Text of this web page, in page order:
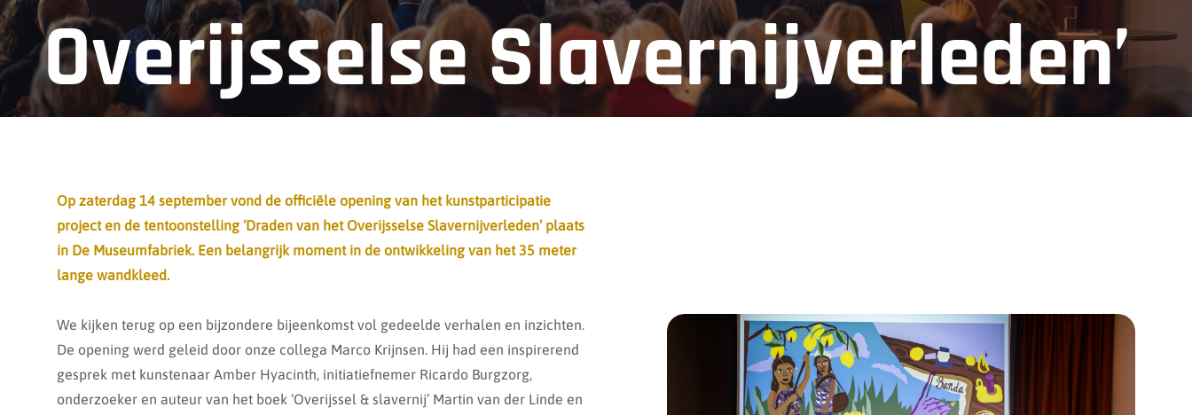
Overijsselse Slavernijverleden’
Op zaterdag 14 september vond de officiële opening van het kunstparticipatie
project en de tentoonstelling ‘Draden van het Overijsselse Slavernijverleden’ plaats
in De Museumfabriek. Een belangrijk moment in de ontwikkeling van het 35 meter
lange wandkleed.
We kijken terug op een bijzondere bijeenkomst vol gedeelde verhalen en inzichten.
De opening werd geleid door onze collega Marco Krijnsen. Hij had een inspirerend
gesprek met kunstenaar Amber Hyacinth, initiatiefnemer Ricardo Burgzorg,
onderzoeker en auteur van het boek ‘Overijssel & slavernij’ Martin van der Linde en